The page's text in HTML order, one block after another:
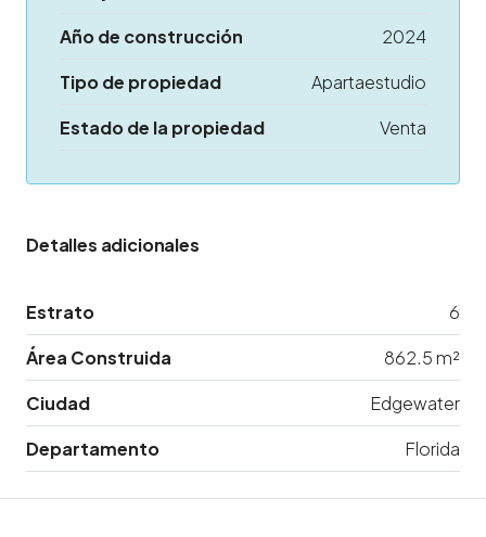
Año de construcción
2024
Tipo de propiedad
Apartaestudio
Estado de la propiedad
Venta
Detalles adicionales
Estrato
6
Área Construida
862.5 m²
Ciudad
Edgewater
Departamento
Florida